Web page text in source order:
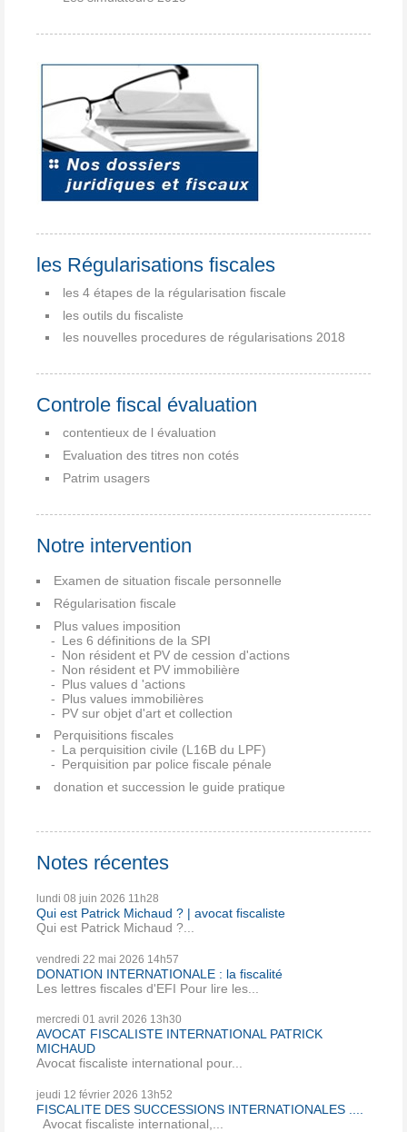
les Régularisations fiscales
les 4 étapes de la régularisation fiscale
les outils du fiscaliste
les nouvelles procedures de régularisations 2018
Controle fiscal évaluation
contentieux de l évaluation
Evaluation des titres non cotés
Patrim usagers
Notre intervention
Examen de situation fiscale personnelle
Régularisation fiscale
Plus values imposition
Les 6 définitions de la SPI
Non résident et PV de cession d'actions
Non résident et PV immobilière
Plus values d 'actions
Plus values immobilières
PV sur objet d'art et collection
Perquisitions fiscales
La perquisition civile (L16B du LPF)
Perquisition par police fiscale pénale
donation et succession le guide pratique
Notes récentes
lundi 08 juin 2026 11h28
Qui est Patrick Michaud ? | avocat fiscaliste
Qui est Patrick Michaud ?...
vendredi 22 mai 2026 14h57
DONATION INTERNATIONALE : la fiscalité
Les lettres fiscales d'EFI Pour lire les...
mercredi 01 avril 2026 13h30
AVOCAT FISCALISTE INTERNATIONAL PATRICK
MICHAUD
Avocat fiscaliste international pour...
jeudi 12 février 2026 13h52
FISCALITE DES SUCCESSIONS INTERNATIONALES ....
Avocat fiscaliste international,...